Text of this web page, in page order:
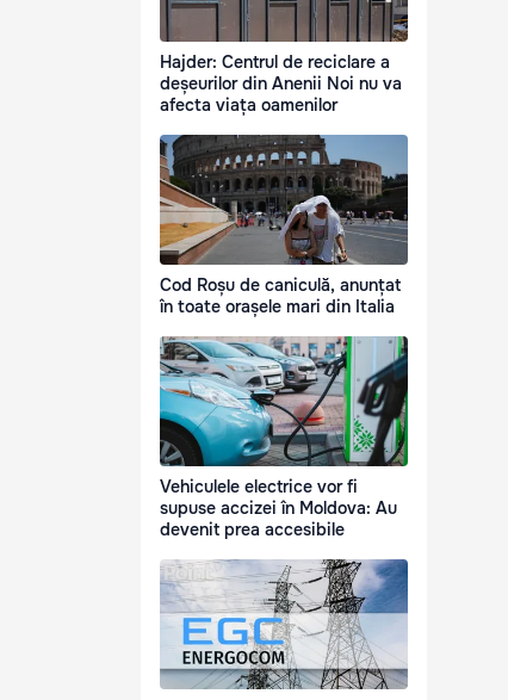
Hajder: Centrul de reciclare a
deșeurilor din Anenii Noi nu va
afecta viața oamenilor
Cod Roșu de caniculă, anunțat
în toate orașele mari din Italia
Vehiculele electrice vor fi
supuse accizei în Moldova: Au
devenit prea accesibile